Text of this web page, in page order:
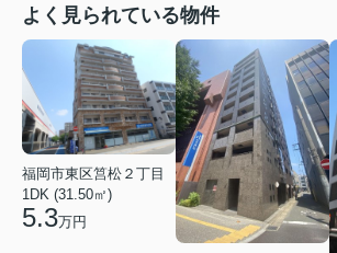
よく見られている物件
福岡市東区筥松２丁目
1DK (31.50㎡)
5.3万円